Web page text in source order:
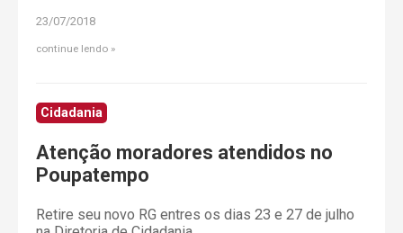
23/07/2018
continue lendo
Cidadania
Atenção moradores atendidos no
Poupatempo
Retire seu novo RG entres os dias 23 e 27 de julho